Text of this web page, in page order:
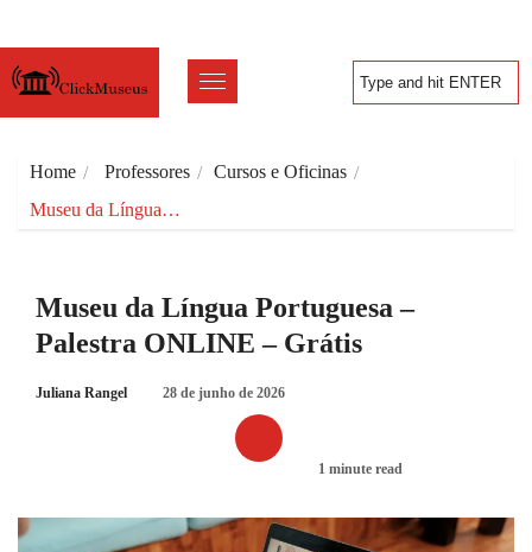
Home Professores
Cursos e Oficinas
Museu da Língua…
Museu da Língua Portuguesa –
Palestra ONLINE – Grátis
Juliana Rangel 28 de junho de 2026
1 minute read